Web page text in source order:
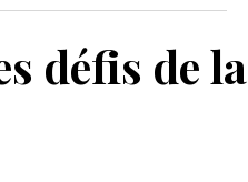
défis de la